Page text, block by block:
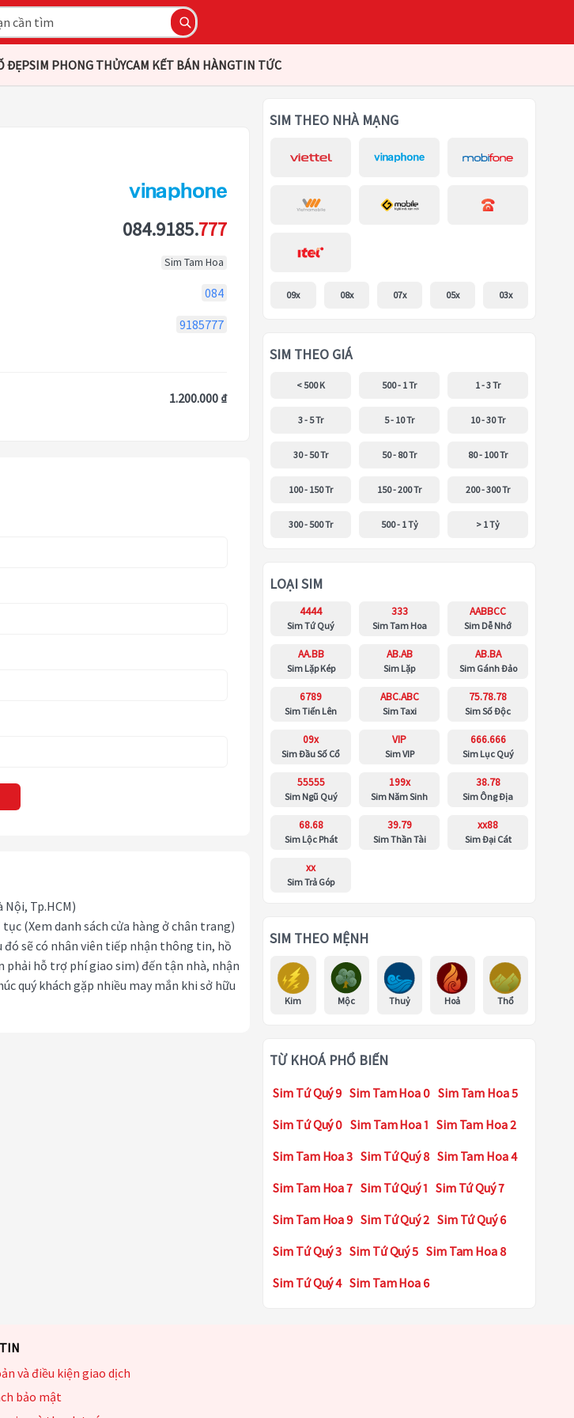
ĐẸPSIM PHONG THỦYCAM KẾT BÁN HÀNGTIN TỨC
084.9185.777
Sim Tam Hoa
084
9185777
1.200.000 ₫
Tp.HCM)
(Xem danh sách cửa hàng ở chân trang)
sẽ có nhân viên tiếp nhận thông tin, hồ
phải hỗ trợ phí giao sim) đến tận nhà, nhận
quý khách gặp nhiều may mắn khi sở hữu
SIM THEO NHÀ MẠNG
09x 08x 07x 05x 03x
SIM THEO GIÁ
< 500 K 500 - 1 Tr 1 - 3 Tr
3 - 5 Tr 5 - 10 Tr 10 - 30 Tr
30 - 50 Tr 50 - 80 Tr 80 - 100 Tr
100 - 150 Tr 150 - 200 Tr 200 - 300 Tr
300 - 500 Tr 500 - 1 Tỷ > 1 Tỷ
LOẠI SIM
4444
Sim Tứ Quý
333
Sim Tam Hoa
AABBCC
Sim Dễ Nhớ
AA.BB
Sim Lặp Kép
AB.AB
Sim Lặp
AB.BA
Sim Gánh Đảo
6789
Sim Tiến Lên
ABC.ABC
Sim Taxi
75.78.78
Sim Số Độc
09x
Sim Đầu Số Cổ
VIP
Sim VIP
666.666
Sim Lục Quý
55555
Sim Ngũ Quý
199x
Sim Năm Sinh
38.78
Sim Ông Địa
68.68
Sim Lộc Phát
39.79
Sim Thần Tài
xx88
Sim Đại Cát
xx
Sim Trả Góp
SIM THEO MỆNH
Kim Mộc Thuỷ Hoả Thổ
TỪ KHOÁ PHỔ BIẾN
Sim Tứ Quý 9 Sim Tam Hoa 0 Sim Tam Hoa 5
Sim Tứ Quý 0 Sim Tam Hoa 1 Sim Tam Hoa 2
Sim Tam Hoa 3 Sim Tứ Quý 8 Sim Tam Hoa 4
Sim Tam Hoa 7 Sim Tứ Quý 1 Sim Tứ Quý 7
Sim Tam Hoa 9 Sim Tứ Quý 2 Sim Tứ Quý 6
Sim Tứ Quý 3 Sim Tứ Quý 5 Sim Tam Hoa 8
Sim Tứ Quý 4 Sim Tam Hoa 6
và điều kiện giao dịch
bảo mật